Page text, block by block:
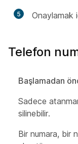
5 Onaylamak
Telefon
Başlamadan
Sadece
silinebilir.
Bir numara, bir